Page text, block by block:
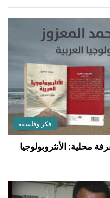
فكر وفلسفة
محلية: الأنثروبولوجيا